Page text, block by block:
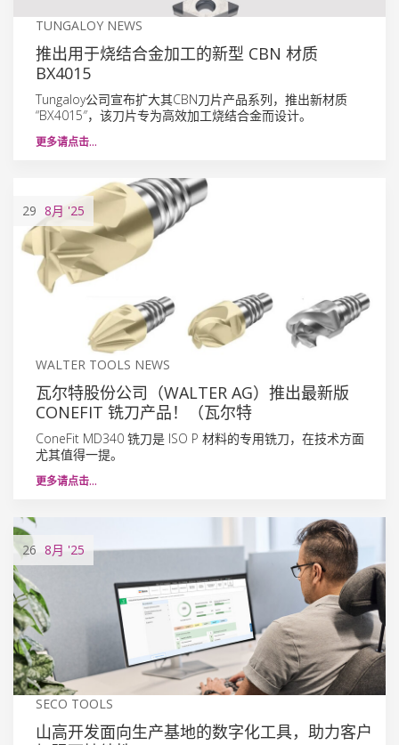
TUNGALOY NEWS
推出用于烧结合金加工的新型 CBN 材质
BX4015
Tungaloy公司宣布扩大其CBN刀片产品系列，推出新材质
“BX4015″，该刀片专为高效加工烧结合金而设计。
更多请点击…
29 8月 '25
WALTER TOOLS NEWS
瓦尔特股份公司（WALTER AG）推出最新版
CONEFIT 铣刀产品！（瓦尔特
ConeFit MD340 铣刀是 ISO P 材料的专用铣刀，在技术方面
尤其值得一提。
更多请点击…
26 8月 '25
SECO TOOLS
山高开发面向生产基地的数字化工具，助力客户